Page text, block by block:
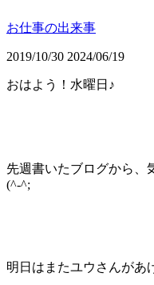
お仕事の出来事
2019/10/30 2024/06/19
おはよう！水曜日♪
先週書いたブログから、
(^-^;
明日はまたユウさんがあ